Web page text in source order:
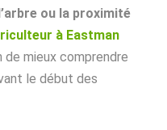
ou la proximité
à Eastman
mieux comprendre
le début des